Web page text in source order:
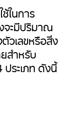
ในการ
จะมีปริมาณ
วเลขหรือสิ่ง
สำหรับ
ระเภท ดังนี้